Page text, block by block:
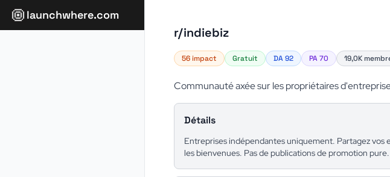
launchwhere.com
r/indiebiz
56 impact Gratuit DA 92 PA 70 19,0K
Communauté axée sur les propriétaires
Détails
Entreprises indépendantes uniquement. Partagez vos
les bienvenues. Pas de publications de promotion pure.